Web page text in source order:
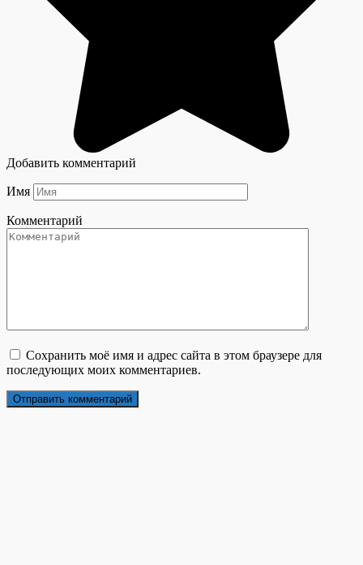
Добавить комментарий
Имя
Комментарий
Сохранить моё имя и адрес сайта в этом браузере для
последующих моих комментариев.